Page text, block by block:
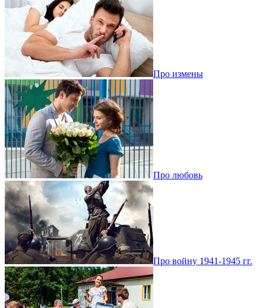
Про измены
Про любовь
Про войну 1941-1945 гг.